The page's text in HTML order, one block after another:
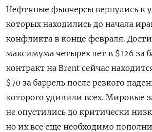
Нефтяные фьючерсы вернулись к
которых находились до начала
конфликта в конце февраля.
максимума четырех лет в $126 за
контракт на Brent сейчас
$70 за баррель после резкого
которого удивили всех. Мировые
не опустились до критически
но их ​все еще необходимо